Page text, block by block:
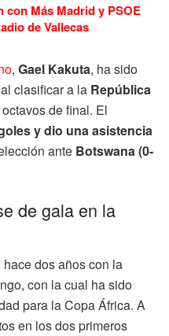
con Más Madrid y PSOE
de Vallecas
, Gael Kakuta, ha sido
al clasificar a la República
de final. El
y dio una asistencia
ante Botswana (0-
de gala en la
dos años con la
con la cual ha sido
para la Copa África. A
en los dos primeros